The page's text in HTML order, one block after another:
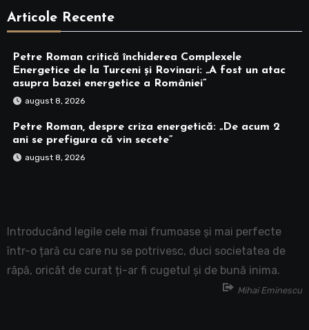
Articole Recente
Petre Roman critică închiderea Complexele
Energetice de la Turceni și Rovinari: „A fost un atac
asupra bazei energetice a României”
august 8, 2026
Petre Roman, despre criza energetică: „De acum 2
ani se prefigura că vin secete”
august 8, 2026
Introducând legile cele mai frumoase și mai perfecte
într-o țară cu care nu se potrivesc, duci societatea de
râpă, oricât de curat ți-ar fi cugetul și de bună inima.
Mihai Eminescu